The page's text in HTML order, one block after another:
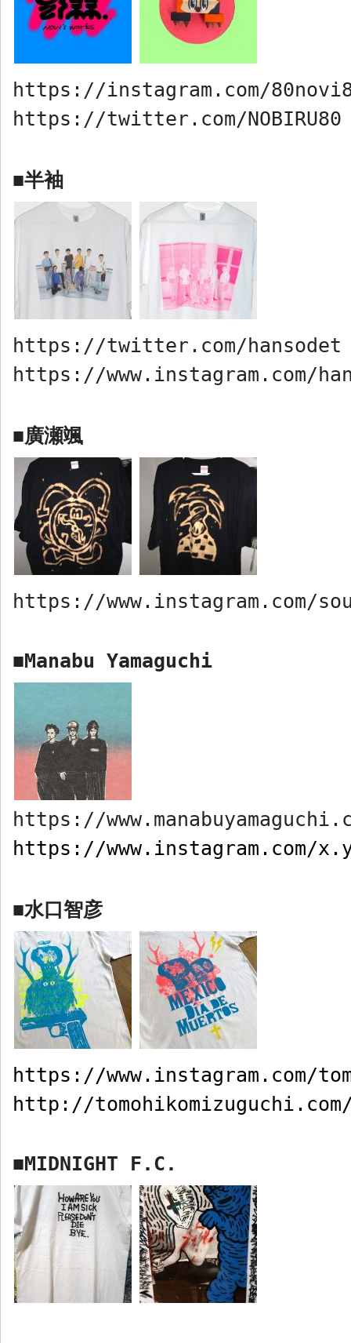
https://instagram.com/
https://twitter.com/NOBIRU80
■半袖
https://twitter.com/hansodet
https://www.instagram.com/
■廣瀬颯
https://www.instagram.com/
■Manabu Yamaguchi
https://
https://www.instagram.com/
■水口智彦
https://www.instagram.com/
http://
■MIDNIGHT F.C.